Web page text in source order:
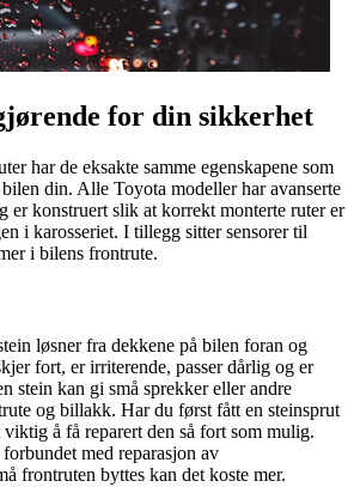
for din sikkerhet
har de eksakte samme egenskapene som
din. Alle Toyota modeller har avanserte
er konstruert slik at korrekt monterte ruter er
i karosseriet. I tillegg sitter sensorer til
i bilens frontrute.
løsner fra dekkene på bilen foran og
fort, er irriterende, passer dårlig og er
stein kan gi små sprekker eller andre
og billakk. Har du først fått en steinsprut
å få reparert den så fort som mulig.
med reparasjon av
frontruten byttes kan det koste mer.